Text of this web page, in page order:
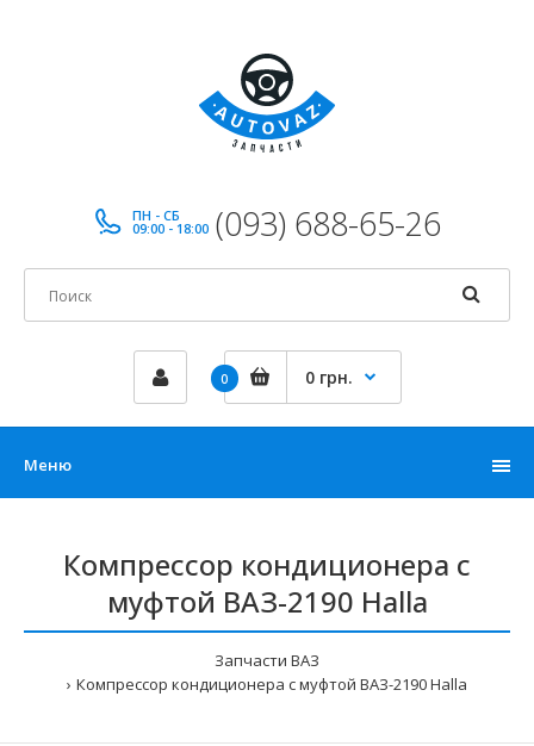
ПН - СБ
09:00 - 18:00 (093) 688-65-26
0 0 грн.
Меню
Компрессор кондиционера с
муфтой ВАЗ-2190 Halla
Запчасти ВАЗ
Компрессор кондиционера с муфтой ВАЗ-2190 Halla